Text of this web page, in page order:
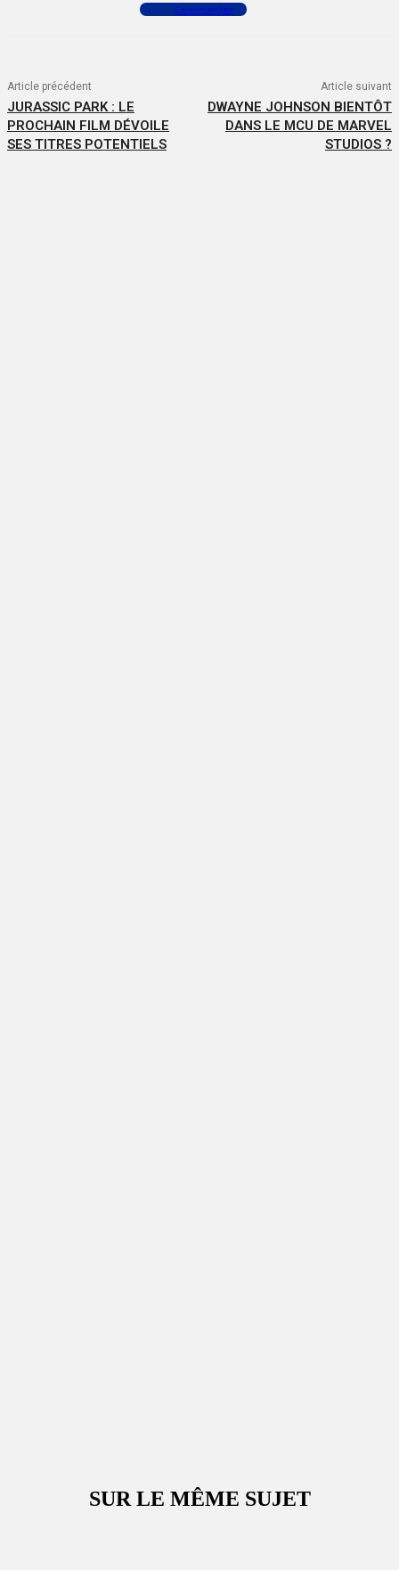
Commenter
Article précédent
JURASSIC PARK : LE
PROCHAIN FILM DÉVOILE
SES TITRES POTENTIELS
Article suivant
DWAYNE JOHNSON BIENTÔT
DANS LE MCU DE MARVEL
STUDIOS ?
SUR LE MÊME SUJET